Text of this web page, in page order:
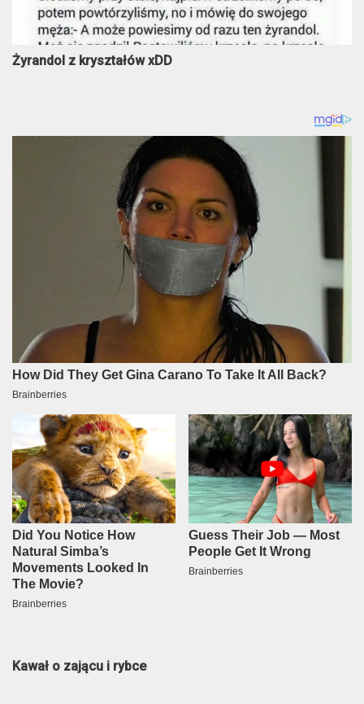
Żyrandol z kryształów xDD
Kawał o zającu i rybce